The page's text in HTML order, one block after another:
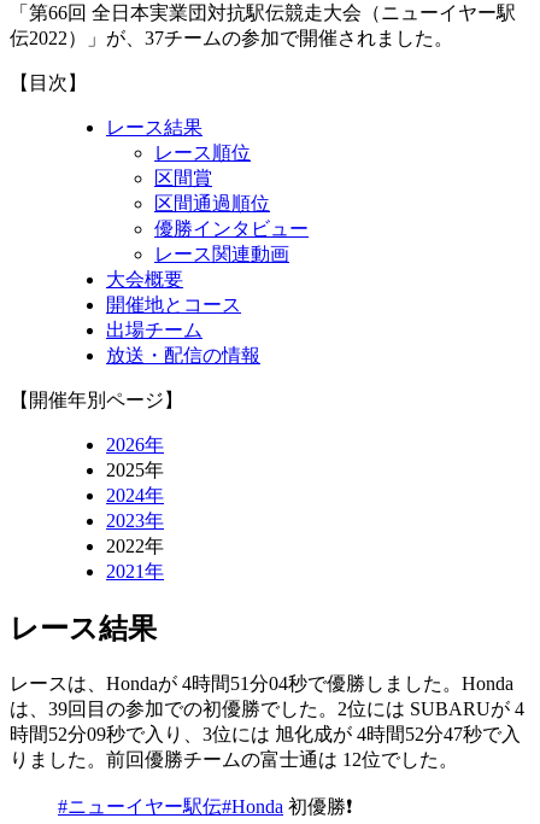
「第66回 全日本実業団対抗駅伝競走大会（ニューイヤー駅
伝2022）」が、37チームの参加で開催されました。
【目次】
レース結果
レース順位
区間賞
区間通過順位
優勝インタビュー
レース関連動画
大会概要
開催地とコース
出場チーム
放送・配信の情報
【開催年別ページ】
2026年
2025年
2024年
2023年
2022年
2021年
レース結果
レースは、Hondaが 4時間51分04秒で優勝しました。Honda
は、39回目の参加での初優勝でした。2位には SUBARUが 4
時間52分09秒で入り、3位には 旭化成が 4時間52分47秒で入
りました。前回優勝チームの富士通は 12位でした。
#ニューイヤー駅伝#Honda 初優勝❗️